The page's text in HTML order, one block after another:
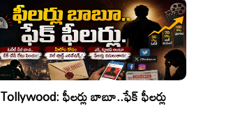
Tollywood: ఫీలర్లు బాబూ..ఫేక్ ఫీలర్లు